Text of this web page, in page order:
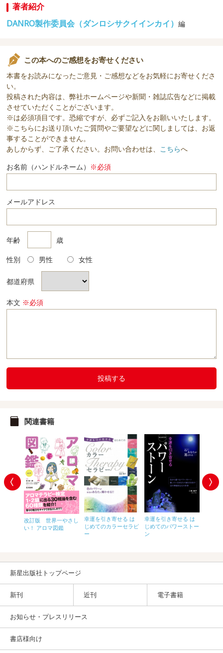
著者紹介
DANRO製作委員会（ダンロシサクイインカイ）編
この本へのご感想をお寄せください
本書をお読みになったご意見・ご感想などをお気軽にお寄せくださ
い。
投稿された内容は、弊社ホームページや新聞・雑誌広告などに掲載
させていただくことがございます。
※は必須項目です。恐縮ですが、必ずご記入をお願いいたします。
※こちらにお送り頂いたご質問やご要望などに関しましては、お返
事することができません。
あしからず、ご了承ください。お問い合わせは、 こちらへ
お名前（ハンドルネーム） ※必須
メールアドレス
年齢 歳
性別 男性 女性
都道府県
本文 ※必須
投稿する
関連書籍
改訂版 世界一やさし
い！ アロマ図鑑
幸運を引き寄せる は
じめてのカラーセラピ
ー
幸運を引き寄せる は
じめてのパワーストー
ン
新星出版社トップページ
新刊 近刊 電子書籍
お知らせ・プレスリリース
書店様向け